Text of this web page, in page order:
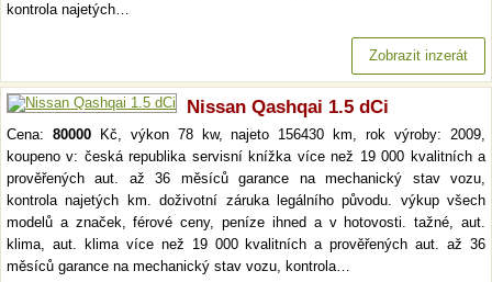
kontrola najetých…
Zobrazit inzerát
Nissan Qashqai 1.5 dCi
Cena: 80000Kč, výkon 78 kw, najeto 156430 km, rok výroby: 2009,
koupeno v: česká republika servisní knížka více než 19 000 kvalitních a
prověřených aut. až 36 měsíců garance na mechanický stav vozu,
kontrola najetých km. doživotní záruka legálního původu. výkup všech
modelů a značek, férové ceny, peníze ihned a v hotovosti. tažné, aut.
klima, aut. klima více než 19 000 kvalitních a prověřených aut. až 36
měsíců garance na mechanický stav vozu, kontrola…